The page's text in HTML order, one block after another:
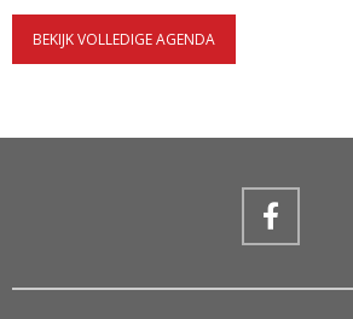
BEKIJK VOLLEDIGE AGENDA